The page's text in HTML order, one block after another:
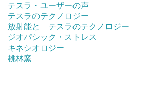
テスラ・ユーザーの声
テスラのテクノロジー
放射能と テスラのテクノロジー
ジオパシック・ストレス
キネシオロジー
桃林窯